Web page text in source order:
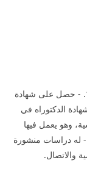
الدكتور حافظ عبد الرحيم  ولد في تونس عام 1964. - حصل على شهادة
1988. - حصل على شهادة الدكتوراه في
التونسية، وهو يعمل فيها
- له دراسات منشورة
والاتصال.